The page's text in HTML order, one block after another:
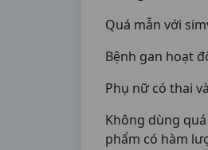
Quá mẫn với
Bệnh gan hoạt
Phụ nữ có thai
Không dùng
phẩm có hàm